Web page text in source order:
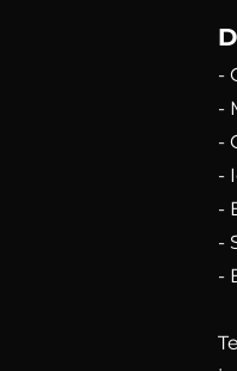
-
-
-
-
-
-
-